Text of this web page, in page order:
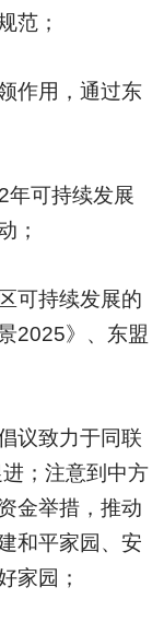
范；
作用，通过东
年可持续发展
；
可持续发展的
2025》、东盟
议致力于同联
；注意到中方
金举措，推动
和平家园、安
家园；